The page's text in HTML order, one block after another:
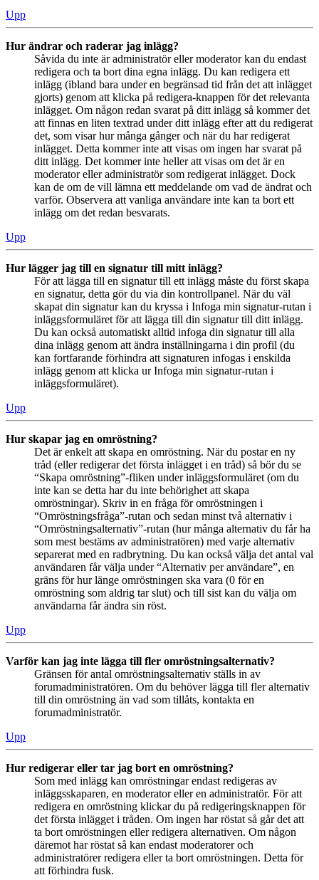
Upp
Hur ändrar och raderar jag inlägg?
Såvida du inte är administratör eller moderator kan du endast
redigera och ta bort dina egna inlägg. Du kan redigera ett
inlägg (ibland bara under en begränsad tid från det att inlägget
gjorts) genom att klicka på redigera-knappen för det relevanta
inlägget. Om någon redan svarat på ditt inlägg så kommer det
att finnas en liten textrad under ditt inlägg efter att du redigerat
det, som visar hur många gånger och när du har redigerat
inlägget. Detta kommer inte att visas om ingen har svarat på
ditt inlägg. Det kommer inte heller att visas om det är en
moderator eller administratör som redigerat inlägget. Dock
kan de om de vill lämna ett meddelande om vad de ändrat och
varför. Observera att vanliga användare inte kan ta bort ett
inlägg om det redan besvarats.
Upp
Hur lägger jag till en signatur till mitt inlägg?
För att lägga till en signatur till ett inlägg måste du först skapa
en signatur, detta gör du via din kontrollpanel. När du väl
skapat din signatur kan du kryssa i Infoga min signatur-rutan i
inläggsformuläret för att lägga till din signatur till ditt inlägg.
Du kan också automatiskt alltid infoga din signatur till alla
dina inlägg genom att ändra inställningarna i din profil (du
kan fortfarande förhindra att signaturen infogas i enskilda
inlägg genom att klicka ur Infoga min signatur-rutan i
inläggsformuläret).
Upp
Hur skapar jag en omröstning?
Det är enkelt att skapa en omröstning. När du postar en ny
tråd (eller redigerar det första inlägget i en tråd) så bör du se
“Skapa omröstning”-fliken under inläggsformuläret (om du
inte kan se detta har du inte behörighet att skapa
omröstningar). Skriv in en fråga för omröstningen i
“Omröstningsfråga”-rutan och sedan minst två alternativ i
“Omröstningsalternativ”-rutan (hur många alternativ du får ha
som mest bestäms av administratören) med varje alternativ
separerat med en radbrytning. Du kan också välja det antal val
användaren får välja under “Alternativ per användare”, en
gräns för hur länge omröstningen ska vara (0 för en
omröstning som aldrig tar slut) och till sist kan du välja om
användarna får ändra sin röst.
Upp
Varför kan jag inte lägga till fler omröstningsalternativ?
Gränsen för antal omröstningsalternativ ställs in av
forumadministratören. Om du behöver lägga till fler alternativ
till din omröstning än vad som tillåts, kontakta en
forumadministratör.
Upp
Hur redigerar eller tar jag bort en omröstning?
Som med inlägg kan omröstningar endast redigeras av
inläggsskaparen, en moderator eller en administratör. För att
redigera en omröstning klickar du på redigeringsknappen för
det första inlägget i tråden. Om ingen har röstat så går det att
ta bort omröstningen eller redigera alternativen. Om någon
däremot har röstat så kan endast moderatorer och
administratörer redigera eller ta bort omröstningen. Detta för
att förhindra fusk.